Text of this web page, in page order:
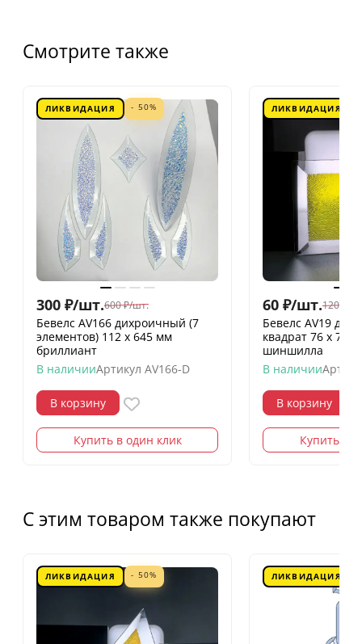
Смотрите также
ЛИКВИДАЦИЯ - 50%
300 ₽/шт.600 ₽/шт.
Бевелс AV166 дихроичный (7
элементов) 112 х 645 мм
бриллиант
В наличииАртикул AV166-D
В корзину
Купить в один клик
ЛИКВИДАЦИЯ
60 ₽/шт.120
Бевелс AV19
квадрат 76 х 76
шиншилла
В наличии
В корзину
Купить в
С этим товаром также покупают
ЛИКВИДАЦИЯ - 50% ЛИКВИДАЦИЯ